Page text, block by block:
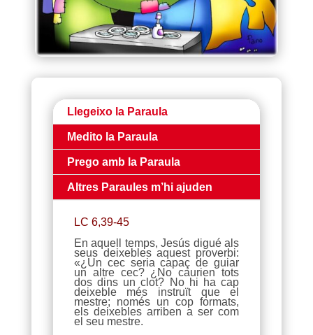
Llegeixo la Paraula
Medito la Paraula
Prego amb la Paraula
Altres Paraules m’hi ajuden
LC 6,39-45
En aquell temps, Jesús digué als
seus deixebles aquest proverbi:
«¿Un cec seria capaç de guiar
un altre cec? ¿No caurien tots
dos dins un clot? No hi ha cap
deixeble més instruït que el
mestre; només un cop formats,
els deixebles arriben a ser com
el seu mestre.